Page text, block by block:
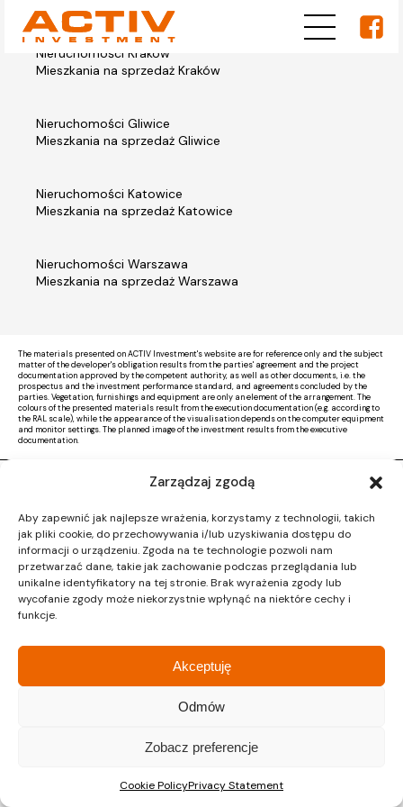
Zarządzaj zgodą
Aby zapewnić jak najlepsze wrażenia, korzystamy z technologii, takich
jak pliki cookie, do przechowywania i/lub uzyskiwania dostępu do
informacji o urządzeniu. Zgoda na te technologie pozwoli nam
przetwarzać dane, takie jak zachowanie podczas przeglądania lub
unikalne identyfikatory na tej stronie. Brak wyrażenia zgody lub
wycofanie zgody może niekorzystnie wpłynąć na niektóre cechy i
funkcje.
Akceptuję
Odmów
Zobacz preferencje
Cookie PolicyPrivacy Statement
Nieruchomości Kraków
Mieszkania na sprzedaż Kraków
Nieruchomości Gliwice
Mieszkania na sprzedaż Gliwice
Nieruchomości Katowice
Mieszkania na sprzedaż Katowice
Nieruchomości Warszawa
Mieszkania na sprzedaż Warszawa
The materials presented on ACTIV Investment's website are for reference only and the subject
matter of the developer's obligation results from the parties' agreement and the project
documentation approved by the competent authority, as well as other documents, i.e. the
prospectus and the investment performance standard, and agreements concluded by the
parties. Vegetation, furnishings and equipment are only an element of the arrangement. The
colours of the presented materials result from the execution documentation (e.g. according to
the RAL scale), while the appearance of the visualisation depends on the computer equipment
and monitor settings. The planned image of the investment results from the executive
documentation.
Activ Investment|Polityka prywatności
Design by CTL MEDIA | Strona www: Proformat